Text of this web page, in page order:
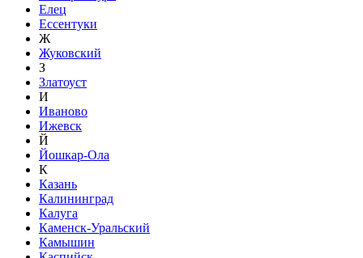
Елец
Ессентуки
Ж
Жуковский
З
Златоуст
И
Иваново
Ижевск
Й
Йошкар-Ола
К
Казань
Калининград
Калуга
Каменск-Уральский
Камышин